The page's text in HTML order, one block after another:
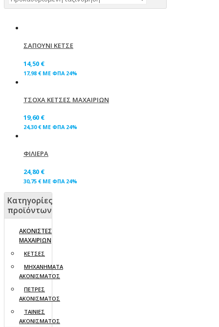
ΣΑΠΟΥΝΙ ΚΕΤΣΕ
14,50 €
17,98 €ΜΕ ΦΠΑ 24%
ΤΣΟΧΑ ΚΕΤΣΕΣ ΜΑΧΑΙΡΙΩΝ
19,60 €
24,30€ΜΕ ΦΠΑ 24%
ΦΙΛΙΕΡΑ
24,80 €
30,75 €ΜΕ ΦΠΑ 24%
Κατηγορίες
προϊόντων
ΑΚΟΝΙΣΤΕΣ
ΜΑΧΑΙΡΙΩΝ
ΚΕΤΣΕΣ
ΜΗΧΑΝΗΜΑΤΑ
ΑΚΟΝΙΣΜΑΤΟΣ
ΠΕΤΡΕΣ
ΑΚΟΝΙΣΜΑΤΟΣ
ΤΑΙΝΙΕΣ
ΑΚΟΝΙΣΜΑΤΟΣ